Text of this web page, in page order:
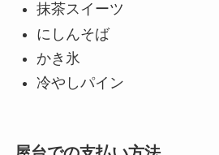
抹茶スイーツ
にしんそば
かき氷
冷やしパイン